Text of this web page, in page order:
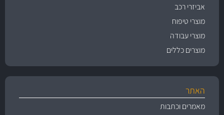
אביזרי רכב
מוצרי טיפוח
מוצרי עבודה
מוצרים כללים
האתר
מאמרים וכתבות